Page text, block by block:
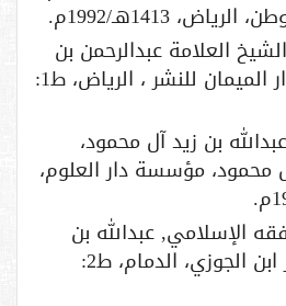
1413هـ/1992م.
العلامة عبدالرحمن بن
ناصر السعدي، دار الميمان للنشر ، الرياض، ط1:
بن زيد آل محمود،
محمود، مؤسسة دار العلوم،
الإسلامي, عبدالله بن
محمد الطيار، دار ابن الجوزي، الدمام، ط2: